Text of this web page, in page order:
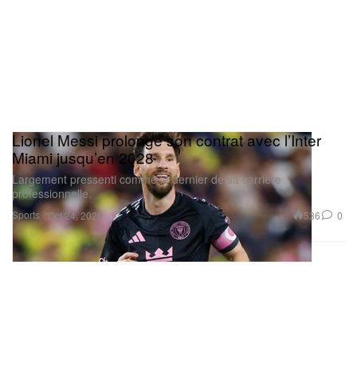
Sports
Lionel Messi prolonge son contrat avec l’Inter
Miami jusqu’en 2028
Largement pressenti comme le dernier de sa carrière
professionnelle.
Oct 24, 2025 536 0